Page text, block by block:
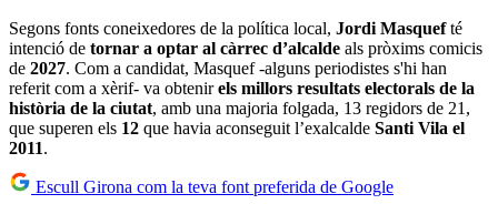
Segons fonts coneixedores de la política local, Jordi Masquefté
intenció de tornar a optar al càrrec d’alcalde als pròxims comicis
de 2027. Com a candidat, Masquef -alguns periodistes s'hi han
referit com a xèrif- va obtenirels millors resultats electorals de la
història de la ciutat, amb una majoria folgada, 13 regidors de 21,
que superen els 12 que havia aconseguit l’exalcalde Santi Vila el
2011.
Escull Girona com la teva font preferida de Google